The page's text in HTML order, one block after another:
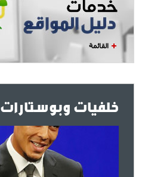
القائمة
خلفيات وبوستارات